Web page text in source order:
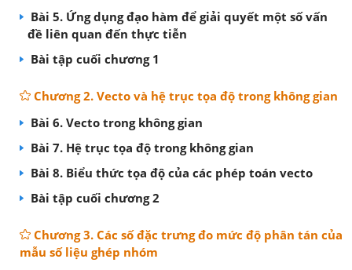
Bài 5. Ứng dụng đạo hàm để giải quyết một số vấn
đề liên quan đến thực tiễn
Bài tập cuối chương 1
Chương 2. Vecto và hệ trục tọa độ trong không gian
Bài 6. Vecto trong không gian
Bài 7. Hệ trục tọa độ trong không gian
Bài 8. Biểu thức tọa độ của các phép toán vecto
Bài tập cuối chương 2
Chương 3. Các số đặc trưng đo mức độ phân tán của
mẫu số liệu ghép nhóm